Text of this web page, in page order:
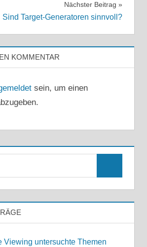
Nächster Beitrag
Sind Target-Generatoren sinnvoll?
KOMMENTAR
sein, um einen
Viewing untersuchte Themen